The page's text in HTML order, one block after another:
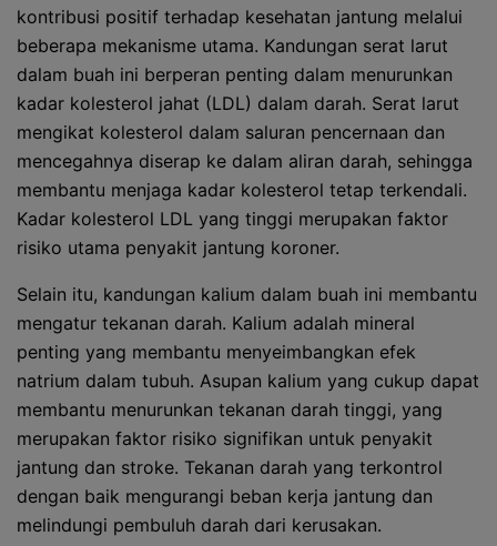
kontribusi positif terhadap kesehatan jantung melalui
beberapa mekanisme utama. Kandungan serat larut
dalam buah ini berperan penting dalam menurunkan
kadar kolesterol jahat (LDL) dalam darah. Serat larut
mengikat kolesterol dalam saluran pencernaan dan
mencegahnya diserap ke dalam aliran darah, sehingga
membantu menjaga kadar kolesterol tetap terkendali.
Kadar kolesterol LDL yang tinggi merupakan faktor
risiko utama penyakit jantung koroner.
Selain itu, kandungan kalium dalam buah ini membantu
mengatur tekanan darah. Kalium adalah mineral
penting yang membantu menyeimbangkan efek
natrium dalam tubuh. Asupan kalium yang cukup dapat
membantu menurunkan tekanan darah tinggi, yang
merupakan faktor risiko signifikan untuk penyakit
jantung dan stroke. Tekanan darah yang terkontrol
dengan baik mengurangi beban kerja jantung dan
melindungi pembuluh darah dari kerusakan.